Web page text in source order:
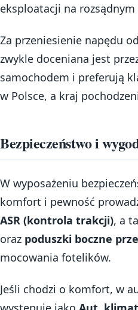
eksploatacji na
Za przeniesienie napędu
zwykle doceniana jest
samochodem i preferują
w Polsce, a kraj
Bezpieczeństwo i
W wyposażeniu
komfort i pewność
ASR (kontrola trakcji), a
oraz poduszki boczne
mocowania fotelików.
Jeśli chodzi o komfort, w